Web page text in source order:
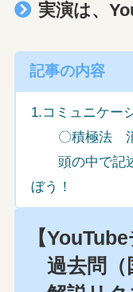
実演は、
記事の内容
1.コミュニケー
〇積極法
頭の中で記述
ぼう！
【
過去問（